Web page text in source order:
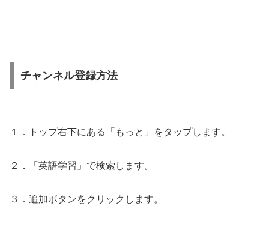
チャンネル登録方法
１．トップ右下にある「もっと」をタップします。
２．「英語学習」で検索します。
３．追加ボタンをクリックします。